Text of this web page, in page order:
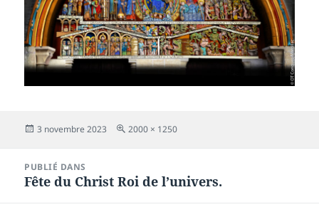
Publié
3 novembre 2023
Taille
2000 × 1250
l’article
PUBLIÉ DANS
Fête du Christ Roi de l’univers.